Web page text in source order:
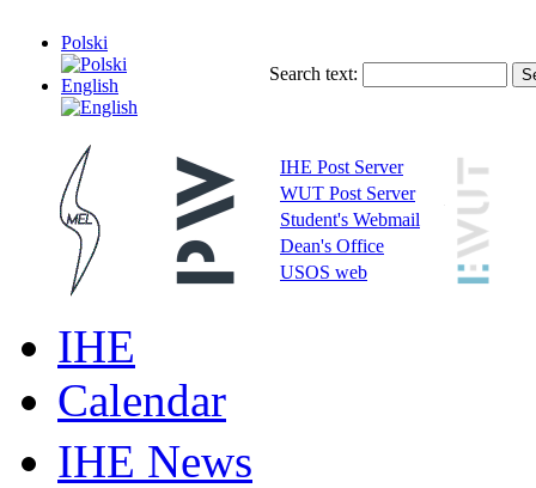
Polski
English
Search text:
IHE Post Server
WUT Post Server
Student's Webmail
Dean's Office
USOS web
IHE
Calendar
IHE News